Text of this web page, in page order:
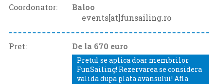
Coordonator:
Baloo
events[at]funsailing.ro
Pret: De la 670 euro
Pretul se aplica doar membrilor
FunSailing! Rezervarea se considera
valida dupa plata avansului! Afla